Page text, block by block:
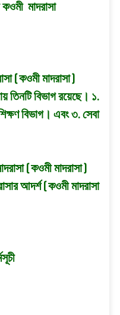
মাদরাসা
( কওমী মাদরাসা )
তিনটি বিভাগ রয়েছে। ১.
বিভাগ। এবং ৩. সেবা
( কওমী মাদরাসা )
আদর্শ ( কওমী মাদরাসা